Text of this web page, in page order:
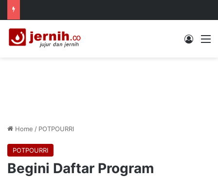
Log In
Home / POTPOURRI
POTPOURRI
Begini Daftar Program